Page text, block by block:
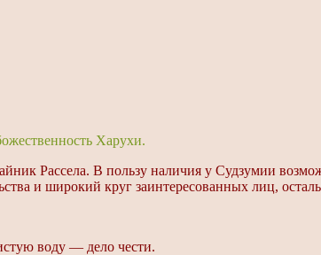
Харухи.
Рассела. В пользу наличия у Судзумии
и широкий круг заинтересованных лиц,
воду — дело чести.